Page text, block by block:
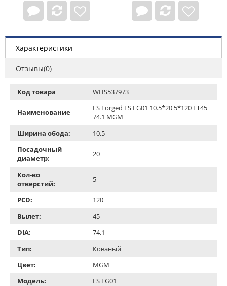
Характеристики
Отзывы(0)
Код товара WHS537973
Наименование
LS Forged LS FG01 10.5*20 5*120 ET45
74.1 MGM
Ширина обода:
10.5
Посадочный
диаметр:
20
Кол-во
отверстий:
5
PCD:
120
Вылет:
45
DIA:
74.1
Тип:
Кованый
Цвет:
MGM
Модель:
LS FG01